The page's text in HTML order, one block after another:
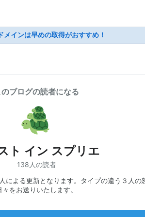
メインは早めの取得がおすすめ！
のブログの読者になる
ト イン スプリエ
138人の読者
による更新となります。タイプの違う３人の
々をお送りいたします。